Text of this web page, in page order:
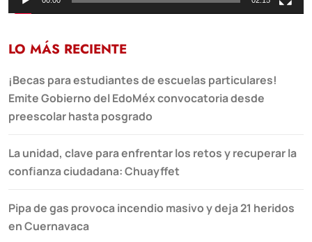
LO MÁS RECIENTE
¡Becas para estudiantes de escuelas particulares!
Emite Gobierno del EdoMéx convocatoria desde
preescolar hasta posgrado
La unidad, clave para enfrentar los retos y recuperar la
confianza ciudadana: Chuayffet
Pipa de gas provoca incendio masivo y deja 21 heridos
en Cuernavaca